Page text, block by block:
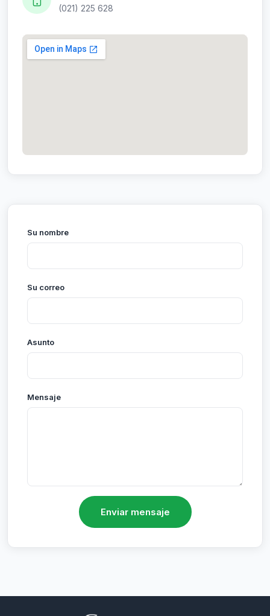
(021) 225 628
Su nombre
Su correo
Asunto
Mensaje
Enviar mensaje